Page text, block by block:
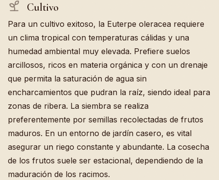
Cultivo
Para un cultivo exitoso, la Euterpe oleracea requiere
un clima tropical con temperaturas cálidas y una
humedad ambiental muy elevada. Prefiere suelos
arcillosos, ricos en materia orgánica y con un drenaje
que permita la saturación de agua sin
encharcamientos que pudran la raíz, siendo ideal para
zonas de ribera. La siembra se realiza
preferentemente por semillas recolectadas de frutos
maduros. En un entorno de jardín casero, es vital
asegurar un riego constante y abundante. La cosecha
de los frutos suele ser estacional, dependiendo de la
maduración de los racimos.